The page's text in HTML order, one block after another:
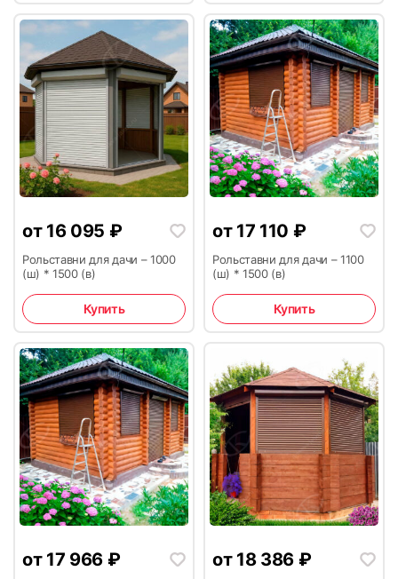
39 40
43 44
45 46
от 16 095 ₽
Рольставни для дачи – 1000
(ш) * 1500 (в)
Купить
от 17 110 ₽
Рольставни для дачи – 1100
(ш) * 1500 (в)
Купить
от 17 966 ₽ от 18 386 ₽